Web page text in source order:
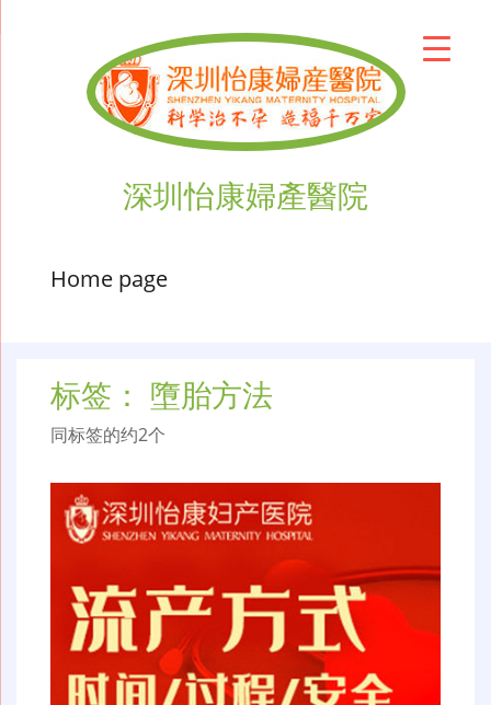
深圳怡康婦產醫院
Home page
标签： 墮胎方法
同标签的约2个